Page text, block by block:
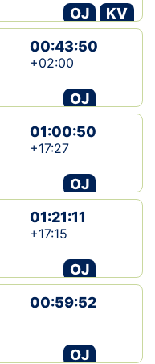
OJ
KV
00:43:50
+02:00
OJ
01:00:50
+17:27
OJ
01:21:11
+17:15
OJ
00:59:52
OJ